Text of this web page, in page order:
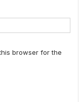
browser for the